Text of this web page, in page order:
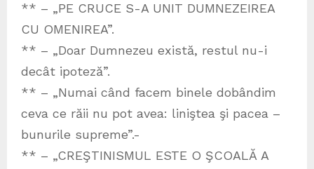
** – „PE CRUCE S-A UNIT DUMNEZEIREA
CU OMENIREA”.
** – „Doar Dumnezeu există, restul nu-i
decât ipoteză”.
** – „Numai când facem binele dobândim
ceva ce răii nu pot avea: liniştea şi pacea –
bunurile supreme”.-
** – „CREŞTINISMUL ESTE O ŞCOALĂ A